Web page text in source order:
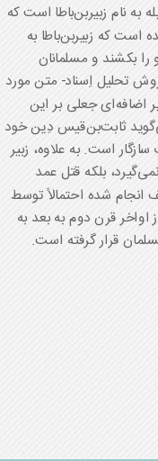
نام زبیربن‌باطا است که
است که زبیربن‌باطا به
بکشند و مسلمانان
تحلیل اِسناد- متن مورد
جعلی بر این
ثابت‌بن‌قیس دِین خود
است. به علاوه، زبیر
بلکه قتل عمد
شده احتمالاً توسط
قرن دوم به بعد به
قرار گرفته است.